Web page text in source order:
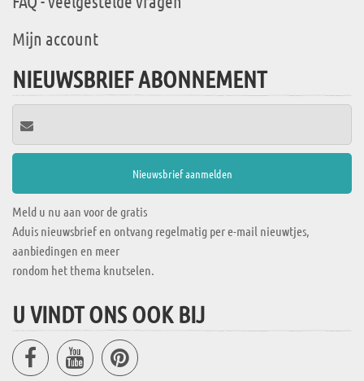
Mijn account
NIEUWSBRIEF ABONNEMENT
Meld u nu aan voor de gratis
Aduis nieuwsbrief en ontvang regelmatig per e-mail nieuwtjes,
aanbiedingen en meer
rondom het thema knutselen.
U VINDT ONS OOK BIJ